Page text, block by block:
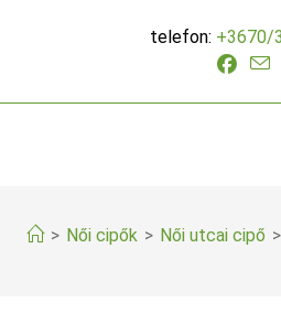
telefon: +3670/
> Női cipők > Női utcai cipő >